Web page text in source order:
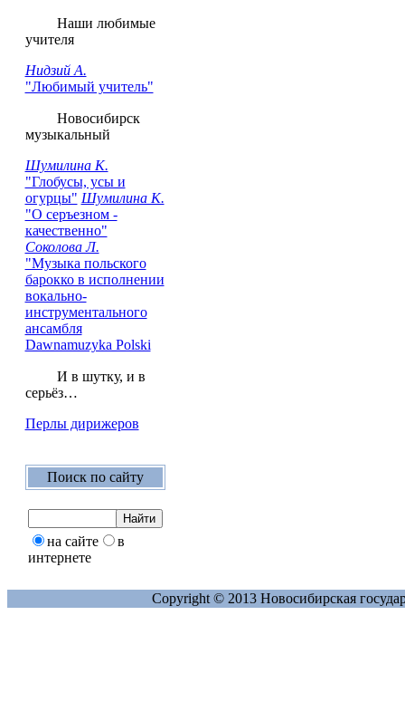
Наши любимые
учителя
Нидзий А.
"Любимый учитель"
Новосибирск
музыкальный
Шумилина К.
"Глобусы, усы и
огурцы" Шумилина К.
"О серъезном -
качественно"
Соколова Л.
"Музыка польского
барокко в исполнении
вокально-
инструментального
ансамбля
Dawnamuzyka Polski
И в шутку, и в
серьёз…
Перлы дирижеров
Поиск по сайту
на сайте
в
интернете
Copyright © 2013 Новосибирская